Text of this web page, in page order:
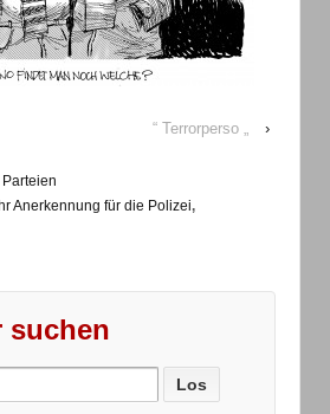
“ Terrorperso „ ›
Anerkennung für die Polizei,
suchen